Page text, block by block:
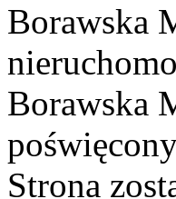
Borawska
Borawska
Strona